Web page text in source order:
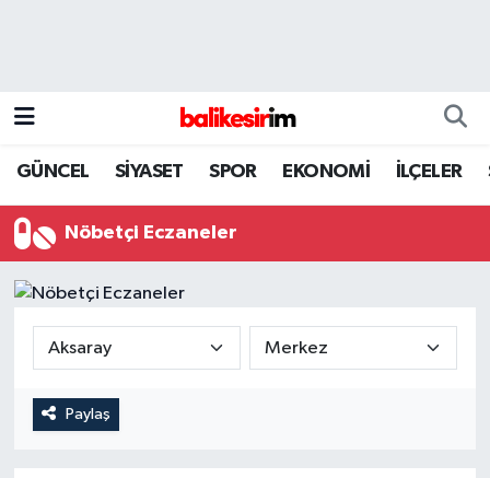
GÜNCEL SİYASET SPOR EKONOMİ İLÇELER
Nöbetçi Eczaneler
Paylaş